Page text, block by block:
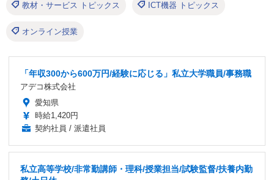
教材・サービス トピックス ICT機器 トピックス
オンライン授業
「年収300から600万円/経験に応じる」私立大学職員/事務職
アデコ株式会社
愛知県
時給1,420円
契約社員 / 派遣社員
私立高等学校/非常勤講師・理科/授業担当/試験監督/扶養内勤